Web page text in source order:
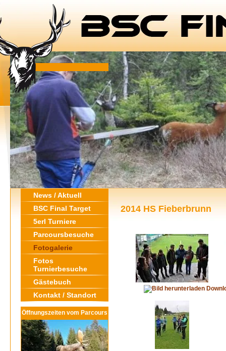
News / Aktuell
BSC Final Target
5erl Turniere
Parcoursbesuche
Fotogalerie
Fotos
Turnierbesuche
Gästebuch
Kontakt / Standort
Öffnungszeiten vom Parcours
2014 HS Fieberbrunn